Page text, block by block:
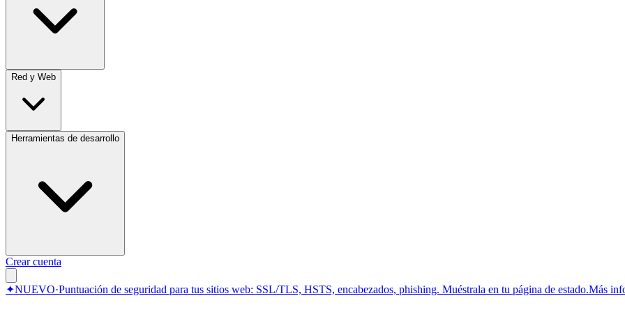
Red y Web
Herramientas de desarrollo
Crear cuenta
✦NUEVO·Puntuación de seguridad para tus sitios web: SSL/TLS, HSTS, encabezados, phishing. Muéstrala en tu página de estado.Más